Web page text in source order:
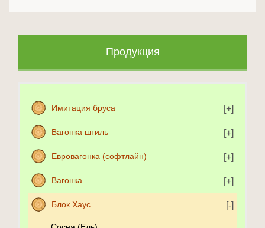
Продукция
Имитация бруса
Вагонка штиль
Евровагонка (софтлайн)
Вагонка
Блок Хаус